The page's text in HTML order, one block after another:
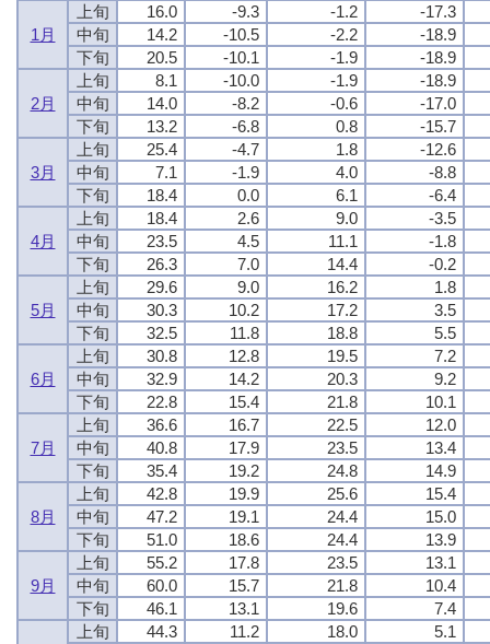
1月
上旬 16.0 -9.3 -1.2
-17.3
中旬
14.2 -10.5 -2.2
-18.9
下旬
20.5 -10.1 -1.9 -18.9
2月
上旬 8.1 -10.0 -1.9
-18.9
中旬
14.0 -8.2 -0.6
-17.0
下旬
13.2 -6.8 0.8 -15.7
3月
上旬 25.4 -4.7 1.8
-12.6
中旬
7.1 -1.9 4.0
-8.8
下旬
18.4 0.0 6.1 -6.4
4月
上旬 18.4 2.6 9.0
-3.5
中旬
23.5 4.5 11.1
-1.8
下旬
26.3 7.0 14.4 -0.2
5月
上旬 29.6 9.0 16.2
1.8
中旬
30.3 10.2 17.2
3.5
下旬
32.5 11.8 18.8 5.5
6月
上旬 30.8 12.8 19.5
7.2
中旬
32.9 14.2 20.3
9.2
下旬
22.8 15.4 21.8 10.1
7月
上旬 36.6 16.7 22.5
12.0
中旬
40.8 17.9 23.5
13.4
下旬
35.4 19.2 24.8 14.9
8月
上旬 42.8 19.9 25.6
15.4
中旬
47.2 19.1 24.4
15.0
下旬
51.0 18.6 24.4 13.9
9月
上旬 55.2 17.8 23.5
13.1
中旬
60.0 15.7 21.8
10.4
下旬
46.1 13.1 19.6 7.4
上旬 44.3 11.2 18.0
5.1